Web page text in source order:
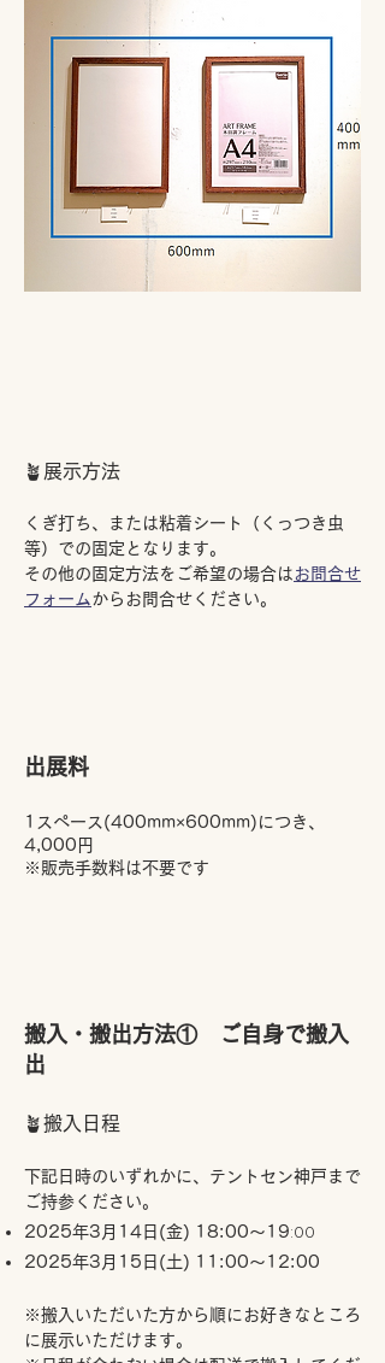
🪴展示方法
くぎ打ち、または粘着シート（くっつき虫
等）での固定となります。​
その他の固定方法をご希望の場合はお問合せ
フォームからお問合せください。
出展料
1スペース(400mm×600mm)につき、
4,000円
※販売手数料は不要です
搬入・搬出方法① ご自身で搬入
出
🪴搬入日程
下記日時のいずれかに、テントセン神戸まで
ご持参ください。
2025年3月14日(金) 18:00～19​:00
2025年3月15日(土) 11:00～12:00
※搬入いただいた方から順にお好きなところ
に展示いただけます。